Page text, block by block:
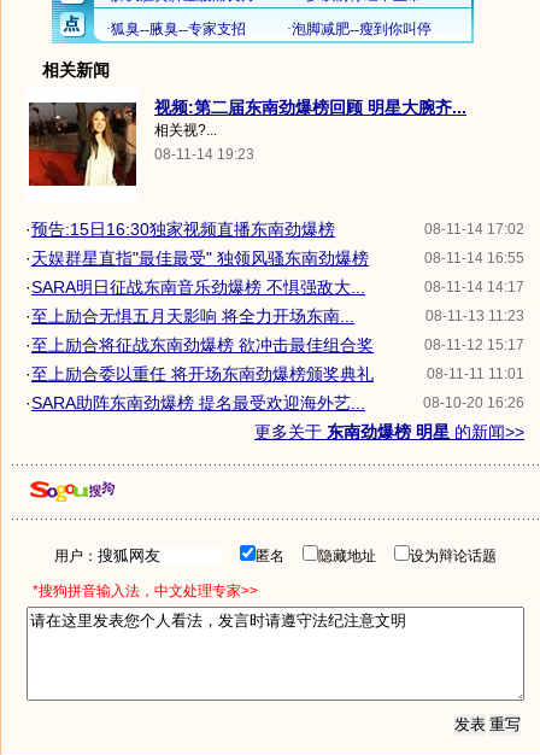
相关新闻
视频:第二届东南劲爆榜回顾 明星大腕齐...
相关视?...
08-11-14 19:23
08-11-14 17:02
·预告:15日16:30独家视频直播东南劲爆榜
08-11-14 16:55
·天娱群星直指"最佳最受" 独领风骚东南劲爆榜
08-11-14 14:17
·SARA明日征战东南音乐劲爆榜 不惧强敌大...
08-11-13 11:23
·至上励合无惧五月天影响 将全力开场东南...
08-11-12 15:17
·至上励合将征战东南劲爆榜 欲冲击最佳组合奖
08-11-11 11:01
·至上励合委以重任 将开场东南劲爆榜颁奖典礼
08-10-20 16:26
·SARA助阵东南劲爆榜 提名最受欢迎海外艺...
更多关于 东南劲爆榜 明星 的新闻>>
用户： 匿名 隐藏地址 设为辩论话题
*搜狗拼音输入法，中文处理专家>>